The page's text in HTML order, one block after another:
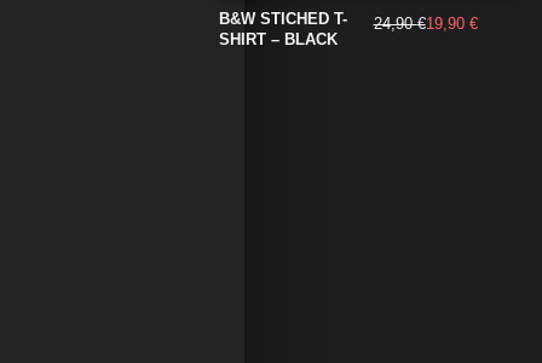
B&W STICHED T-
SHIRT – BLACK
24,90€19,90 €